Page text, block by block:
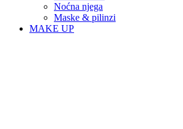
Noćna njega
Maske & pilinzi
MAKE UP